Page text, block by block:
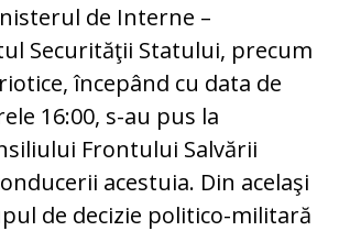
de Interne –
Securităţii Statului, precum
începând cu data de
16:00, s-au pus la
Frontului Salvării
acestuia. Din acelaşi
de decizie politico-militară